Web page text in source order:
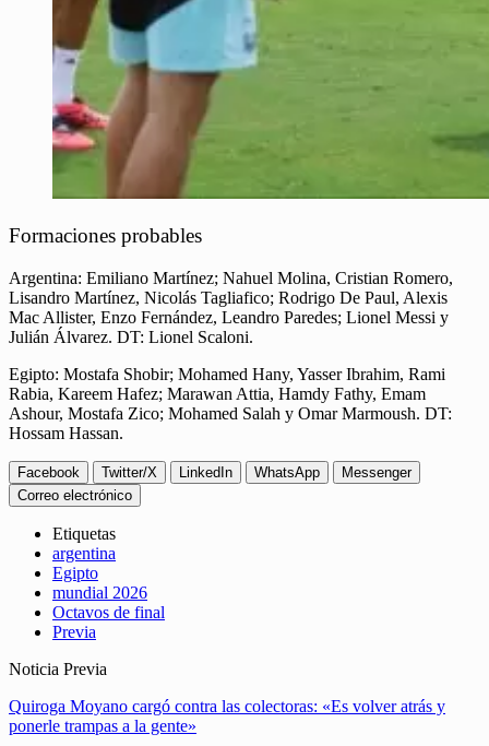
Formaciones probables
Argentina: Emiliano Martínez; Nahuel Molina, Cristian Romero,
Lisandro Martínez, Nicolás Tagliafico; Rodrigo De Paul, Alexis
Mac Allister, Enzo Fernández, Leandro Paredes; Lionel Messi y
Julián Álvarez. DT: Lionel Scaloni.
Egipto: Mostafa Shobir; Mohamed Hany, Yasser Ibrahim, Rami
Rabia, Kareem Hafez; Marawan Attia, Hamdy Fathy, Emam
Ashour, Mostafa Zico; Mohamed Salah y Omar Marmoush. DT:
Hossam Hassan.
Facebook Twitter/X LinkedIn WhatsApp
Messenger
Correo electrónico
Etiquetas
argentina
Egipto
mundial 2026
Octavos de final
Previa
Noticia Previa
Quiroga Moyano cargó contra las colectoras: «Es volver atrás y
ponerle trampas a la gente»